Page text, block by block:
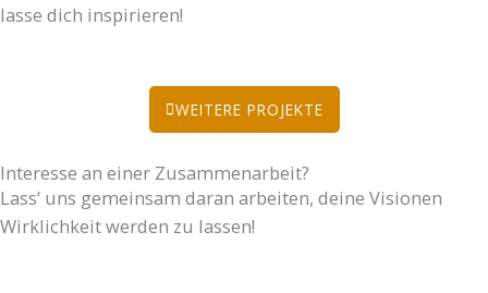
lasse dich inspirieren!
WEITERE PROJEKTE
Interesse an einer Zusammenarbeit?
Lass‘ uns gemeinsam daran arbeiten, deine Visionen
Wirklichkeit werden zu lassen!